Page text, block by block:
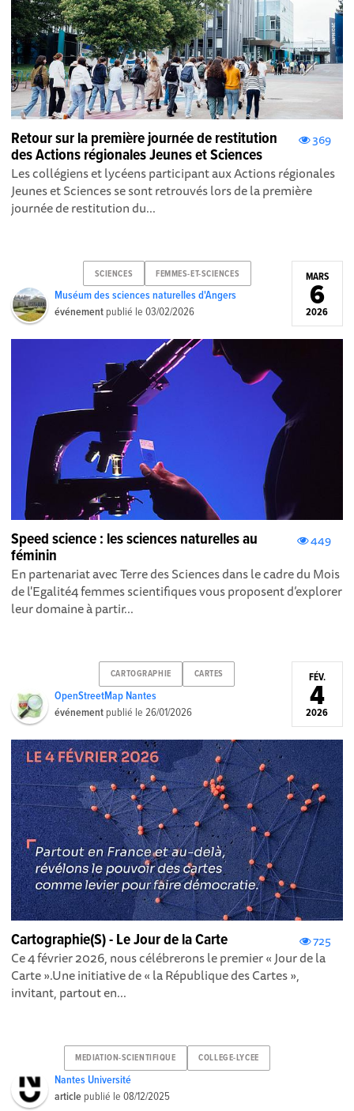
369
Retour sur la première journée de restitution
des Actions régionales Jeunes et Sciences
Les collégiens et lycéens participant aux Actions régionales
Jeunes et Sciences se sont retrouvés lors de la première
journée de restitution du...
SCIENCES FEMMES-ET-SCIENCES
Muséum des sciences naturelles d'Angers
événement publié le03/02/2026
MARS
6
2026
449
Speed science : les sciences naturelles au
féminin
En partenariat avec Terre des Sciences dans le cadre du Mois
de l'Egalité4 femmes scientifiques vous proposent d’explorer
leur domaine à partir...
CARTOGRAPHIE CARTES
OpenStreetMap Nantes
événement publié le26/01/2026
FÉV.
4
2026
725
Cartographie(S) - Le Jour de la Carte
Ce 4 février 2026, nous célébrerons le premier « Jour de la
Carte ».Une initiative de « la République des Cartes »,
invitant, partout en...
MEDIATION-SCIENTIFIQUE COLLEGE-LYCEE
Nantes Université
article publié le08/12/2025